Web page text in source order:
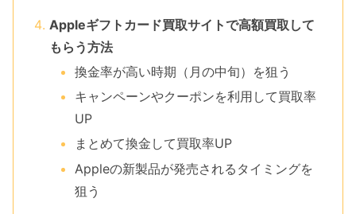
Appleギフトカード買取サイトで高額買取して
もらう方法
換金率が高い時期（月の中旬）を狙う
キャンペーンやクーポンを利用して買取率
UP
まとめて換金して買取率UP
Appleの新製品が発売されるタイミングを
狙う